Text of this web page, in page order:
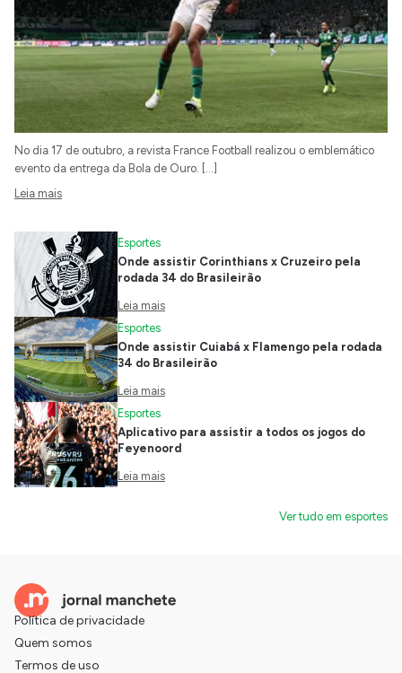
No dia 17 de outubro, a revista France Football realizou o emblemático
evento da entrega da Bola de Ouro. […]
Leia mais
Esportes
Onde assistir Corinthians x Cruzeiro pela
rodada 34 do Brasileirão
Leia mais
Esportes
Onde assistir Cuiabá x Flamengo pela rodada
34 do Brasileirão
Leia mais
Esportes
Aplicativo para assistir a todos os jogos do
Feyenoord
Leia mais
Ver tudo em esportes
Política de privacidade
Quem somos
Termos de uso